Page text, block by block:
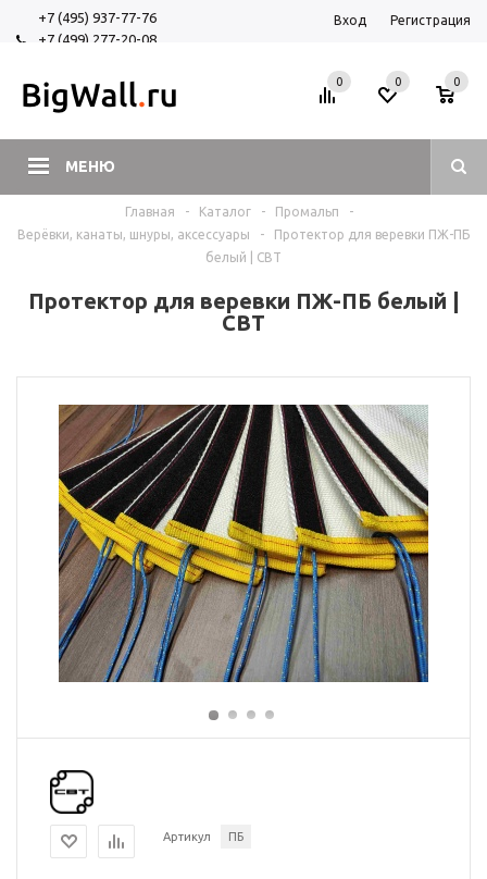
+7 (495) 937-77-76
+7 (499) 277-20-08
Вход Регистрация
МЕНЮ
0 0
0
Главная - Каталог - Промальп
-
Верёвки, канаты, шнуры, аксессуары
-
Протектор для веревки ПЖ-ПБ
белый | СВТ
Протектор для веревки ПЖ-ПБ белый |
СВТ
Артикул ПБ